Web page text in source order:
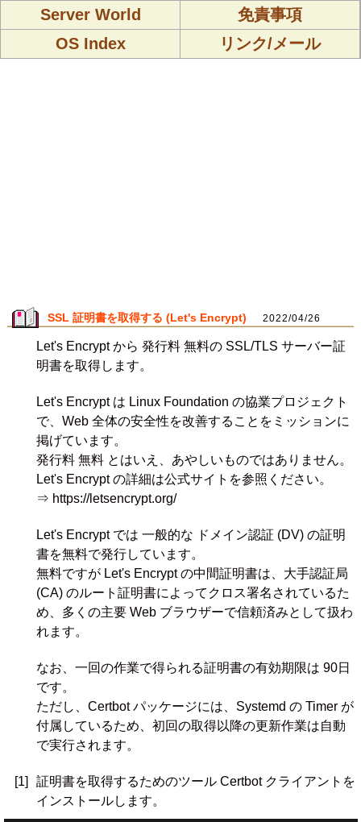
Server World
免責事項
OS Index
リンク/メール
SSL 証明書を取得する (Let's Encrypt) 2022/04/26
Let's Encrypt から 発行料 無料の SSL/TLS サーバー証
明書を取得します。
Let's Encrypt は Linux Foundation の協業プロジェクト
で、Web 全体の安全性を改善することをミッションに
掲げています。
発行料 無料 とはいえ、あやしいものではありません。
Let's Encrypt の詳細は公式サイトを参照ください。
⇒ https://letsencrypt.org/
Let's Encrypt では 一般的な ドメイン認証 (DV) の証明
書を無料で発行しています。
無料ですが Let's Encrypt の中間証明書は、大手認証局
(CA) のルート証明書によってクロス署名されているた
め、多くの主要 Web ブラウザーで信頼済みとして扱わ
れます。
なお、一回の作業で得られる証明書の有効期限は 90日
です。
ただし、Certbot パッケージには、Systemd の Timer が
付属しているため、初回の取得以降の更新作業は自動
で実行されます。
[1]
証明書を取得するためのツール Certbot クライアントを
インストールします。